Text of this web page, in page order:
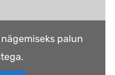
palun